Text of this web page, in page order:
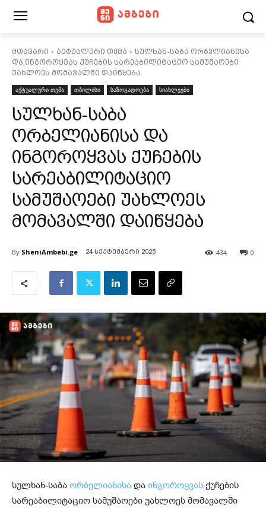
მთავარი აქტუალური თემა
სულხან-საბა ორბელიანისა
და ინგოროყვას ქუჩების სარეაბილიტაციო სამუშაოები
უახლოეს მომავალში დაიწყება
აქტუალური თემა
თბილისი საზოგადოება სიახლეები
სულხან-საბა
ორბელიანისა და
ინგოროყვას ქუჩების
სარეაბილიტაციო
სამუშაოები უახლოეს
მომავალში დაიწყება
By SheniAmbebi.ge 24 სექტემბერი 2025 0
434
სულხან-საბა ორბელიანისა და ინგოროყვას ქუჩების
სარეაბილიტაციო სამუშაოები უახლოეს მომავალში